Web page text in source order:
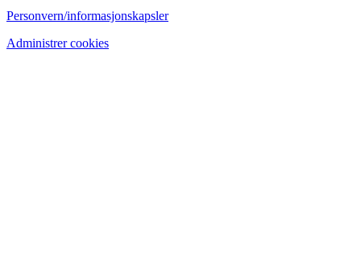
Personvern/informasjonskapsler
Administrer cookies